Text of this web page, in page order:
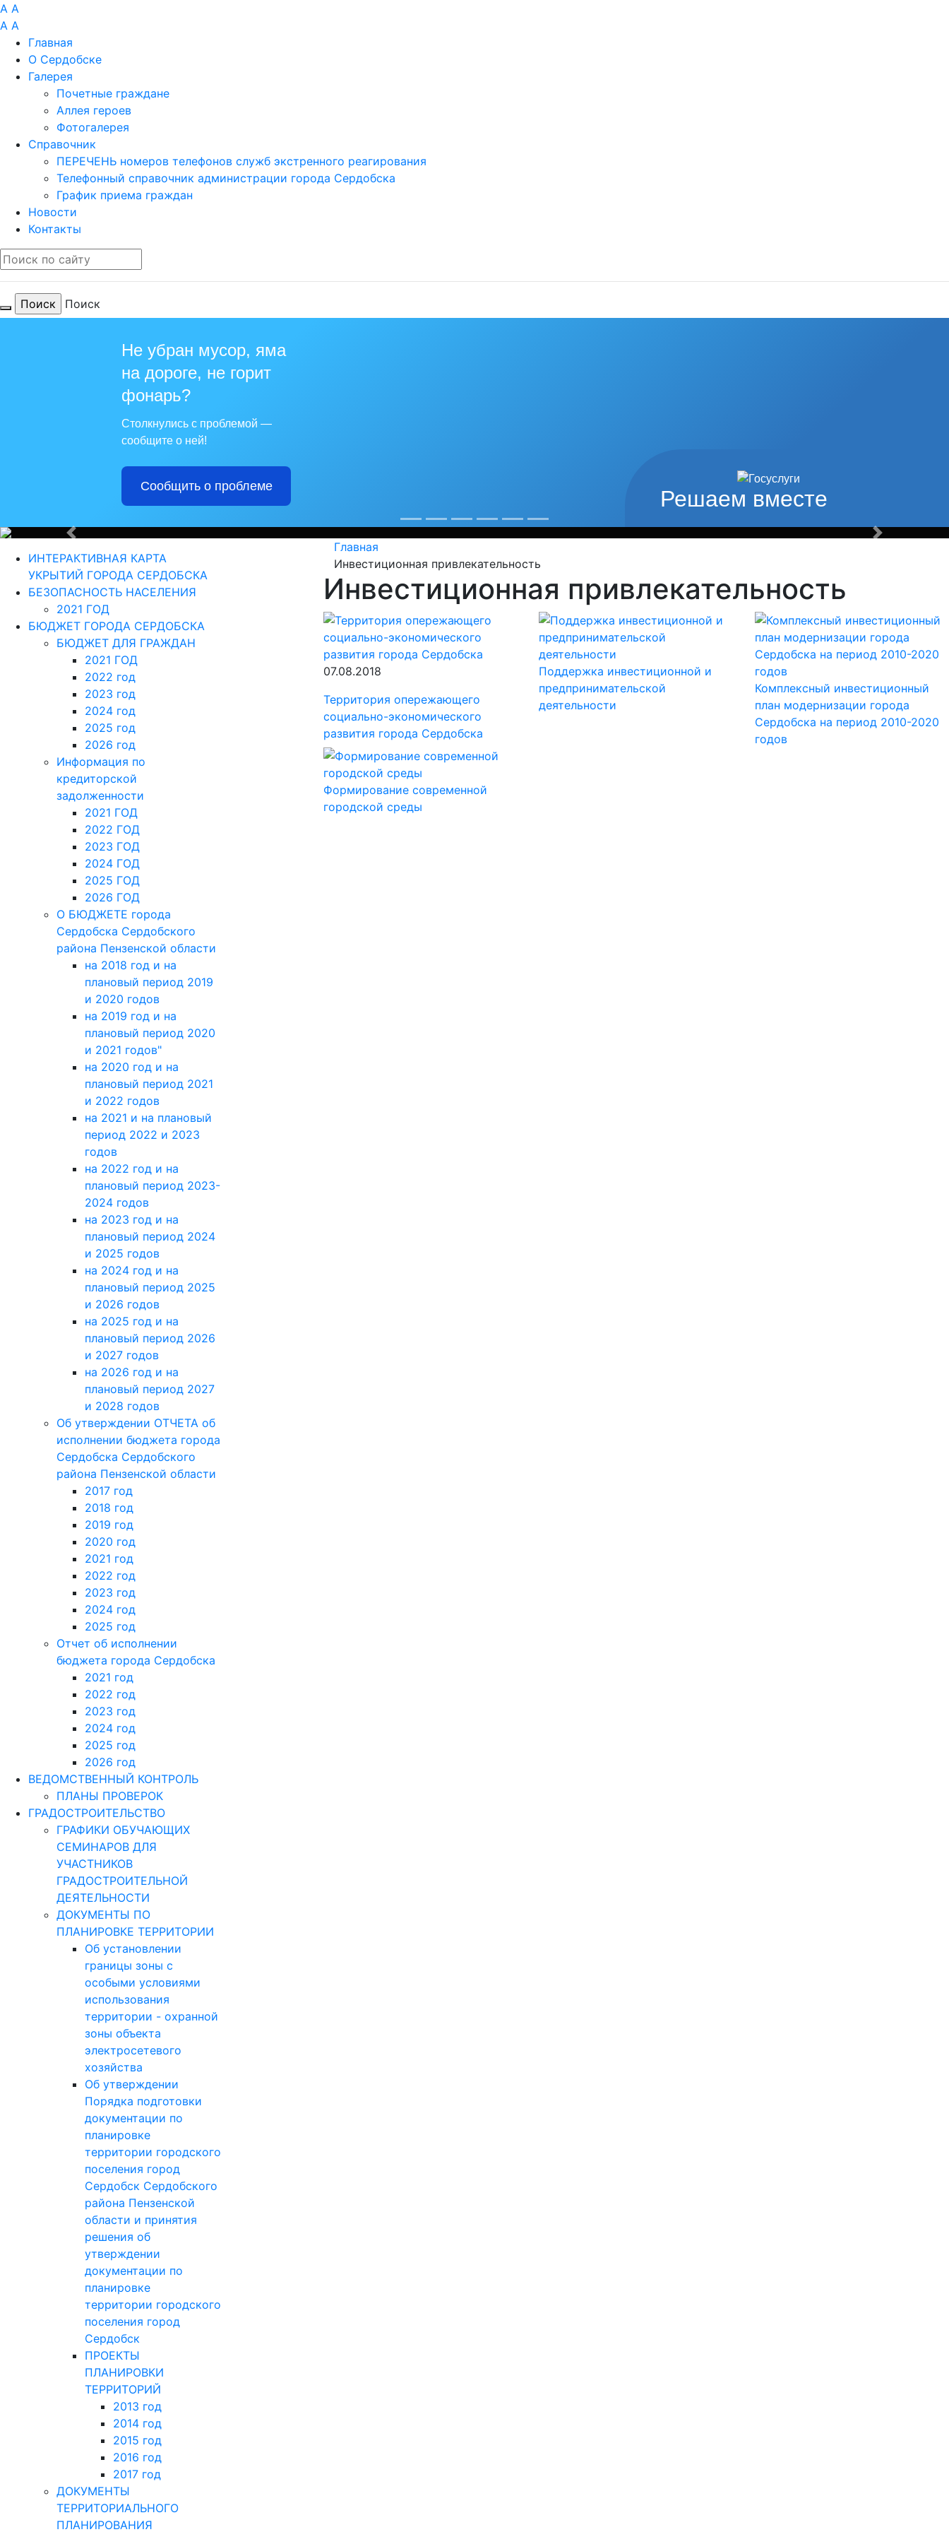
A A
A A
Главная
О Сердобске
Галерея
Почетные граждане
Аллея героев
Фотогалерея
Справочник
ПЕРЕЧЕНЬ номеров телефонов служб экстренного реагирования
Телефонный справочник администрации города Сердобска
График приема граждан
Новости
Контакты
Поиск
Решаем вместе
Не убран мусор, яма
на дороге, не горит
фонарь?
Столкнулись с проблемой —
сообщите о ней!
Сообщить о проблеме
Для тебя любимый город наши
Из года в год крепнет среди сердобчан авторитет физической культуры и спорта
Назад
Вперед
ИНТЕРАКТИВНАЯ КАРТА
УКРЫТИЙ ГОРОДА СЕРДОБСКА
БЕЗОПАСНОСТЬ НАСЕЛЕНИЯ
2021 ГОД
БЮДЖЕТ ГОРОДА СЕРДОБСКА
БЮДЖЕТ ДЛЯ ГРАЖДАН
2021 ГОД
2022 год
2023 год
2024 год
2025 год
2026 год
Информация по
кредиторской
задолженности
2021 ГОД
2022 ГОД
2023 ГОД
2024 ГОД
2025 ГОД
2026 ГОД
О БЮДЖЕТЕ города
Сердобска Сердобского
района Пензенской области
на 2018 год и на
плановый период 2019
и 2020 годов
на 2019 год и на
плановый период 2020
и 2021 годов"
на 2020 год и на
плановый период 2021
и 2022 годов
на 2021 и на плановый
период 2022 и 2023
годов
на 2022 год и на
плановый период 2023-
2024 годов
на 2023 год и на
плановый период 2024
и 2025 годов
на 2024 год и на
плановый период 2025
и 2026 годов
на 2025 год и на
плановый период 2026
и 2027 годов
на 2026 год и на
плановый период 2027
и 2028 годов
Об утверждении ОТЧЕТА об
исполнении бюджета города
Сердобска Сердобского
района Пензенской области
2017 год
2018 год
2019 год
2020 год
2021 год
2022 год
2023 год
2024 год
2025 год
Отчет об исполнении
бюджета города Сердобска
2021 год
2022 год
2023 год
2024 год
2025 год
2026 год
ВЕДОМСТВЕННЫЙ КОНТРОЛЬ
ПЛАНЫ ПРОВЕРОК
ГРАДОСТРОИТЕЛЬСТВО
ГРАФИКИ ОБУЧАЮЩИХ
СЕМИНАРОВ ДЛЯ
УЧАСТНИКОВ
ГРАДОСТРОИТЕЛЬНОЙ
ДЕЯТЕЛЬНОСТИ
ДОКУМЕНТЫ ПО
ПЛАНИРОВКЕ ТЕРРИТОРИИ
Об установлении
границы зоны с
особыми условиями
использования
территории - охранной
зоны объекта
электросетевого
хозяйства
Об утверждении
Порядка подготовки
документации по
планировке
территории городского
поселения город
Сердобск Сердобского
района Пензенской
области и принятия
решения об
утверждении
документации по
планировке
территории городского
поселения город
Сердобск
ПРОЕКТЫ
ПЛАНИРОВКИ
ТЕРРИТОРИЙ
2013 год
2014 год
2015 год
2016 год
2017 год
ДОКУМЕНТЫ
ТЕРРИТОРИАЛЬНОГО
ПЛАНИРОВАНИЯ
Главная
Инвестиционная привлекательность
Инвестиционная привлекательность
07.08.2018
Территория опережающего
социально-экономического
развития города Сердобска
Поддержка инвестиционной и
предпринимательской
деятельности
Комплексный инвестиционный
план модернизации города
Сердобска на период 2010-2020
годов
Формирование современной
городской среды